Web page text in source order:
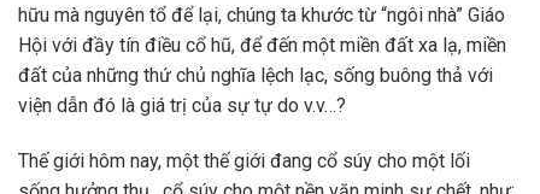
hữu mà nguyên tổ để lại, chúng ta khước từ “ngôi nhà” Giáo
Hội với đầy tín điều cổ hũ, để đến một miền đất xa lạ, miền
đất của những thứ chủ nghĩa lệch lạc, sống buông thả với
viện dẫn đó là giá trị của sự tự do v.v…?
Thế giới hôm nay, một thế giới đang cổ súy cho một lối